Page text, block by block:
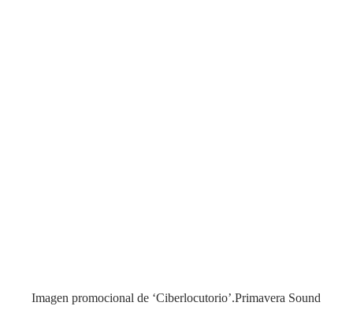
Imagen promocional de ‘Ciberlocutorio’.Primavera Sound